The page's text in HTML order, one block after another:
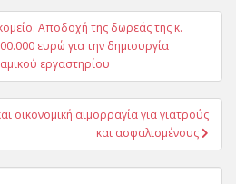
Αποδοχή της δωρεάς της κ.
ευρώ για την δημιουργία
εργαστηρίου
οικονομική αιμορραγία για γιατρούς
και ασφαλισμένους